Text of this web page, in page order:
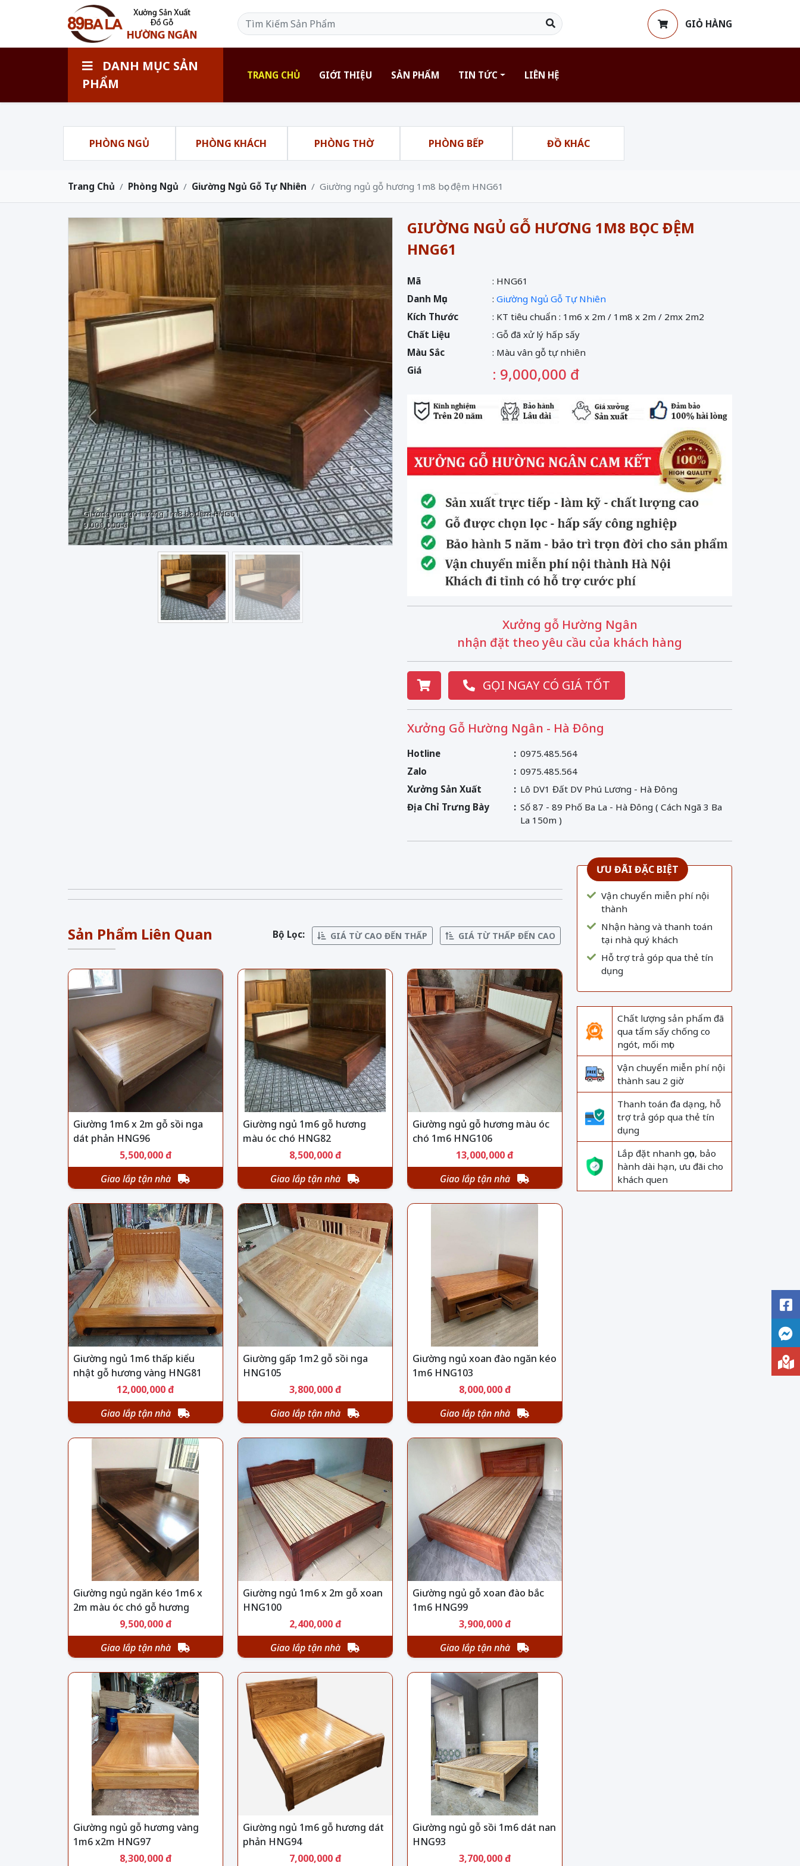
GIỎ HÀNG
DANH MỤC SẢN
PHẨM
TRANG CHỦ GIỚI THIỆU SẢN PHẨM TIN TỨC LIÊN HỆ
PHÒNG NGỦ PHÒNG KHÁCH PHÒNG THỜ PHÒNG BẾP ĐỒ KHÁC
Trang Chủ Phòng Ngủ Giường Ngủ Gỗ Tự Nhiên Giường ngủ gỗ hương 1m8 bọc đệm HNG61
Giường ngủ gỗ hương 1m8 bọc đệm HNG61
9,000,000 đ
Trước Sau
GIƯỜNG NGỦ GỖ HƯƠNG 1M8 BỌC ĐỆM
HNG61
Mã
: HNG61
Danh Mục
: Giường Ngủ Gỗ Tự Nhiên
Kích Thước
: KT tiêu chuẩn : 1m6 x 2m / 1m8 x 2m / 2mx 2m2
Chất Liệu
: Gỗ đã xử lý hấp sấy
Màu Sắc
: Màu vân gỗ tự nhiên
Giá
: 9,000,000 đ
Xưởng gỗ Hường Ngân
nhận đặt theo yêu cầu của khách hàng
GỌI NGAY CÓ GIÁ TỐT
Xưởng Gỗ Hường Ngân - Hà Đông
Hotline
0975.485.564
Zalo
0975.485.564
Xưởng Sản Xuất
Lô DV1 Đất DV Phú Lương - Hà Đông
Địa Chỉ Trưng Bày
Số 87 - 89 Phố Ba La - Hà Đông ( Cách Ngã 3 Ba
La 150m )
Sản Phẩm Liên Quan Bộ Lọc: GIÁ TỪ CAO ĐẾN THẤP GIÁ TỪ THẤP ĐẾN CAO
Giường 1m6 x 2m gỗ sồi nga
dát phản HNG96
5,500,000 đ
Giao lắp tận nhà
Giường ngủ 1m6 gỗ hương
màu óc chó HNG82
8,500,000 đ
Giao lắp tận nhà
Giường ngủ gỗ hương màu óc
chó 1m6 HNG106
13,000,000 đ
Giao lắp tận nhà
Giường ngủ 1m6 thấp kiểu
nhật gỗ hương vàng HNG81
12,000,000 đ
Giao lắp tận nhà
Giường gấp 1m2 gỗ sồi nga
HNG105
3,800,000 đ
Giao lắp tận nhà
Giường ngủ xoan đào ngăn kéo
1m6 HNG103
8,000,000 đ
Giao lắp tận nhà
Giường ngủ ngăn kéo 1m6 x
2m màu óc chó gỗ hương
9,500,000 đ
Giao lắp tận nhà
Giường ngủ 1m6 x 2m gỗ xoan
HNG100
2,400,000 đ
Giao lắp tận nhà
Giường ngủ gỗ xoan đào bắc
1m6 HNG99
3,900,000 đ
Giao lắp tận nhà
Giường ngủ gỗ hương vàng
1m6 x2m HNG97
8,300,000 đ
Giường ngủ 1m6 gỗ hương dát
phản HNG94
7,000,000 đ
Giường ngủ gỗ sồi 1m6 dát nan
HNG93
3,700,000 đ
ƯU ĐÃI ĐẶC BIỆT
Vận chuyển miễn phí nội
thành
Nhận hàng và thanh toán
tại nhà quý khách
Hỗ trợ trả góp qua thẻ tín
dụng
Chất lượng sản phẩm đã
qua tẩm sấy chống co
ngót, mối mọt
Vận chuyển miễn phí nội
thành sau 2 giờ
Thanh toán đa dạng, hỗ
trợ trả góp qua thẻ tín
dụng
Lắp đặt nhanh gọn, bảo
hành dài hạn, ưu đãi cho
khách quen